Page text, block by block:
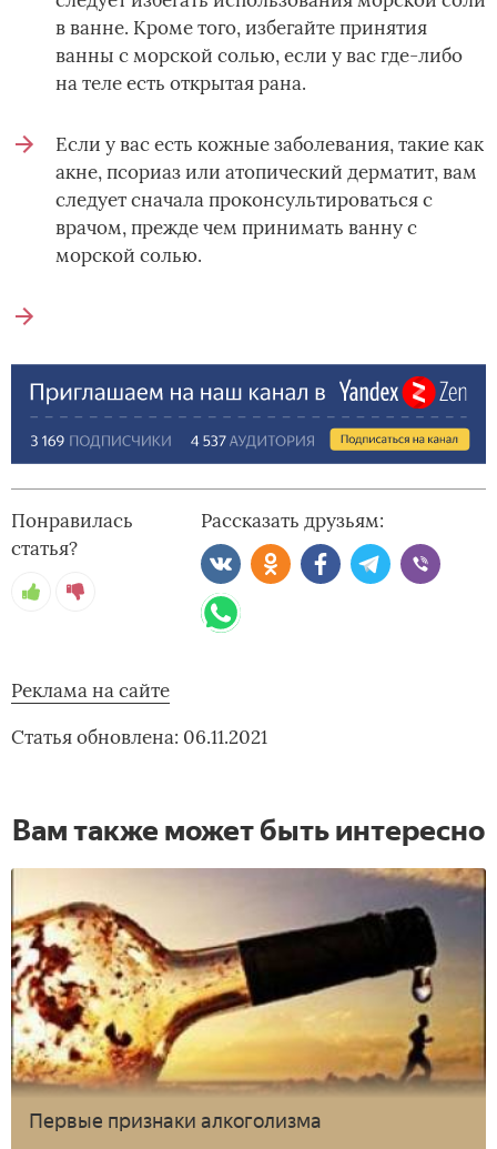
в ванне. Кроме того, избегайте принятия
ванны с морской солью, если у вас где-либо
на теле есть открытая рана.
Если у вас есть кожные заболевания, такие как
акне, псориаз или атопический дерматит, вам
следует сначала проконсультироваться с
врачом, прежде чем принимать ванну с
морской солью.
Понравилась
статья?
Рассказать друзьям:
Реклама на сайте
Статья обновлена: 06.11.2021
Вам также может быть интересно
Первые признаки алкоголизма